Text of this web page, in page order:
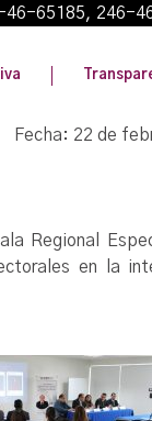
65185, 246-
Fecha: 22 de
Regional
en la